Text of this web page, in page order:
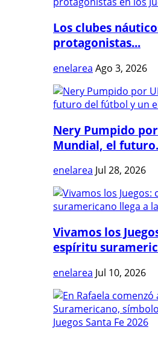
Los clubes
protagonistas...
enelarea Ago 3, 2026
Nery Pumpido
Mundial, el
enelarea Jul 28, 2026
Vivamos los
espíritu
enelarea Jul 10, 2026